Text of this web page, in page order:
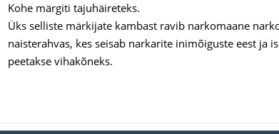
Kohe märgiti tajuhäireteks.
Üks selliste märkijate kambast ravib narkomaane
naisterahvas, kes seisab narkarite inimõiguste eest ja
peetakse vihakõneks.